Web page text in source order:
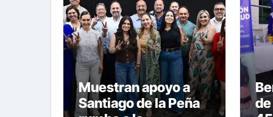
Muestran apoyo a
Santiago de la Peña